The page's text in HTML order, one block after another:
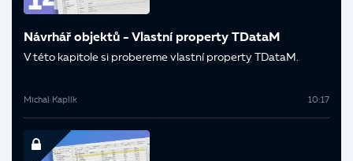
Návrhář objektů - Vlastní property TDataM
V této kapitole si probereme vlastní property TDataM.
Michal Kaplík 10:17